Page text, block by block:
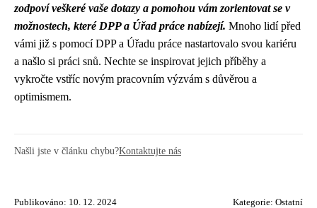
zodpoví veškeré vaše dotazy a pomohou vám zorientovat se v
možnostech, které DPP a Úřad práce nabízejí. Mnoho lidí před
vámi již s pomocí DPP a Úřadu práce nastartovalo svou kariéru
a našlo si práci snů. Nechte se inspirovat jejich příběhy a
vykročte vstříc novým pracovním výzvám s důvěrou a
optimismem.
Našli jste v článku chybu?Kontaktujte nás
Publikováno: 10. 12. 2024 Kategorie: Ostatní